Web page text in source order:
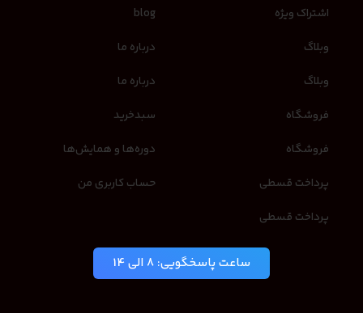
اشتراک ویژه
وبلاگ
وبلاگ
فروشگاه
فروشگاه
پرداخت قسطی
پرداخت قسطی
blog
درباره ما
درباره ما
سبدخرید
دوره‌ها و همایش‌ها
حساب کاربری من
ساعت پاسخگویی: 8 الی 14